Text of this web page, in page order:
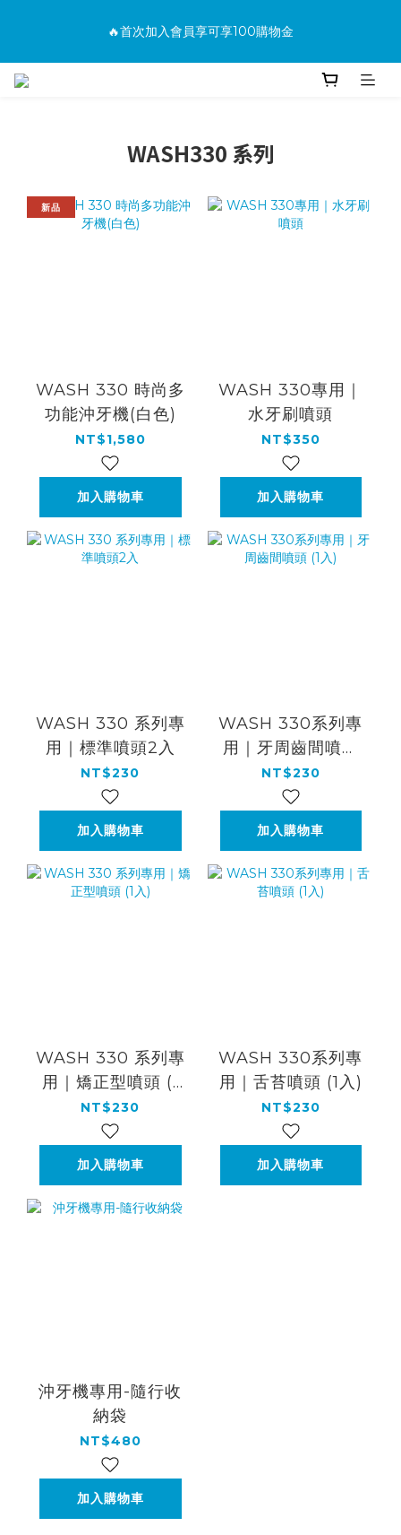
🔥首次加入會員享可享100購物金
🔥購買商品並上網填寫完整保固資料贈100購物金(填保固前須先
消費滿500免運
WASH330 系列
新品
WASH 330 時尚多
功能沖牙機(白色)
NT$1,580
加入購物車
WASH 330專用｜
水牙刷噴頭
NT$350
加入購物車
WASH 330 系列專
用｜標準噴頭2入
NT$230
加入購物車
WASH 330系列專
用｜牙周齒間噴頭
(1入)
NT$230
加入購物車
WASH 330 系列專
用｜矯正型噴頭 (1
入)
NT$230
加入購物車
WASH 330系列專
用｜舌苔噴頭 (1入)
NT$230
加入購物車
沖牙機專用-隨行收
納袋
NT$480
加入購物車